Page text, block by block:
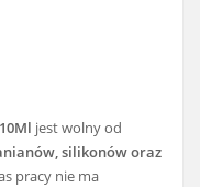
jest wolny od
silikonów oraz
pracy nie ma